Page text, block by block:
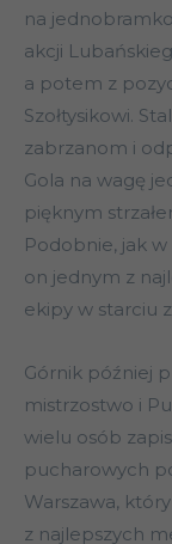
na
akcji
a potem z
Szołtysikowi.
zabrzanom i
Gola na wagę
pięknym
Podobnie, jak
on jednym z
ekipy w starciu
Górnik później
mistrzostwo i
wielu osób
pucharowych
Warszawa,
z najlepszych